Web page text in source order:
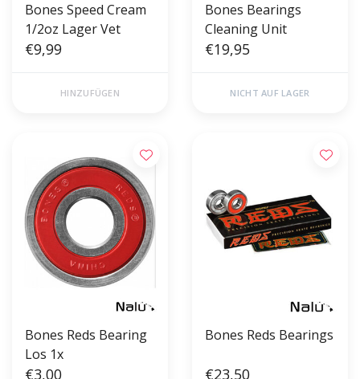
Bones Speed Cream
1/2oz Lager Vet
€9,99
HINZUFÜGEN
Bones Bearings
Cleaning Unit
€19,95
NICHT AUF LAGER
Bones Reds Bearing
Los 1x
€3,00
Bones Reds Bearings
€23,50